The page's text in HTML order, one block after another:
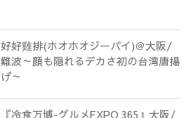
好好雞排(ホオホオジーパイ)＠大阪/
難波～顔も隠れるデカさ初の台湾唐揚
げ～
『冷食万博-グルメEXPO 365』大阪/